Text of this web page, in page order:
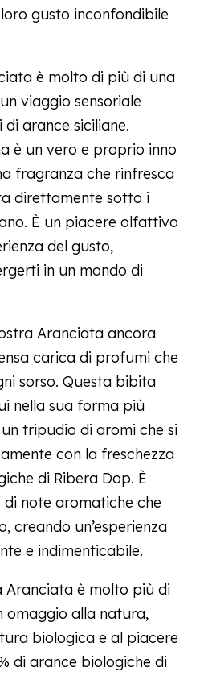
gusto inconfondibile
è molto di più di una
viaggio sensoriale
arance siciliane.
è un vero e proprio inno
fragranza che rinfresca
direttamente sotto i
È un piacere olfattivo
del gusto,
in un mondo di
Aranciata ancora
carica di profumi che
sorso. Questa bibita
nella sua forma più
tripudio di aromi che si
con la freschezza
di Ribera Dop. È
note aromatiche che
creando un’esperienza
e indimenticabile.
Aranciata è molto più di
omaggio alla natura,
biologica e al piacere
di arance biologiche di